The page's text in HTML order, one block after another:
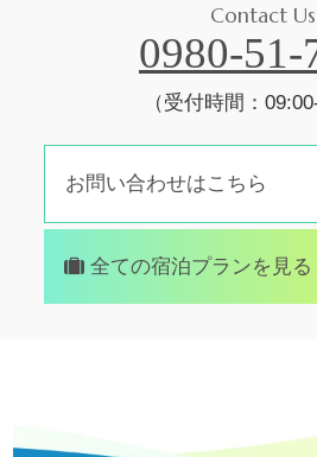
Contact Us
0980-51-
（受付時間：
お問い合わせはこちら
全ての宿泊プランを見る